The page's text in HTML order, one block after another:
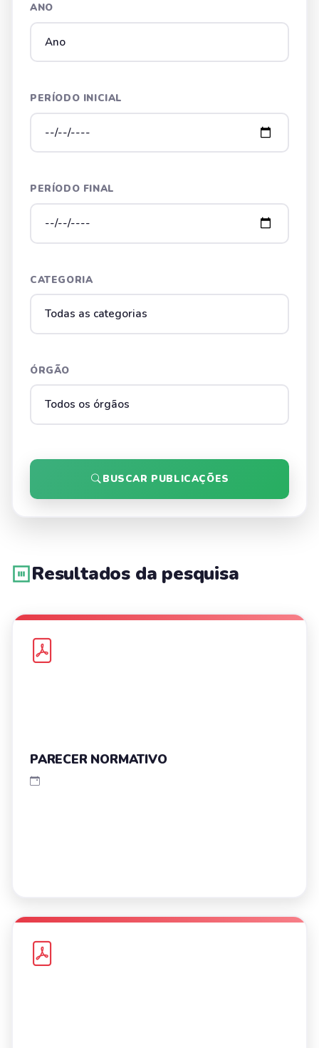
ANO
PERÍODO INICIAL
PERÍODO FINAL
CATEGORIA
ÓRGÃO
BUSCAR PUBLICAÇÕES
Resultados da pesquisa
PARECER NORMATIVO